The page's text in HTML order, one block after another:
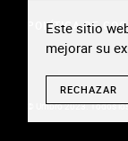
POLÍTICA DE
© Umbro 2023. Todos
Este sitio
mejorar su
RECHAZAR